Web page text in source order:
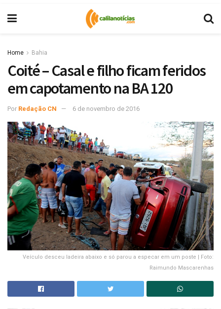
Home Bahia
Coité – Casal e filho ficam feridos
em capotamento na BA 120
Por Redação CN 6 de novembro de 2016
Veículo desceu ladeira abaixo e só parou a especar em um poste | Foto:
Raimundo Mascarenhas